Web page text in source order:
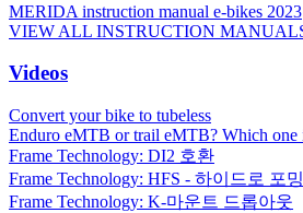
MERIDA instruction manual e-bikes 2023
VIEW ALL INSTRUCTION
Videos
Convert your bike to tubeless
Enduro eMTB or trail eMTB? Which one
Frame Technology: DI2 호환
Frame Technology: HFS - 하이드로 포
Frame Technology: K-마운트 드롭아웃